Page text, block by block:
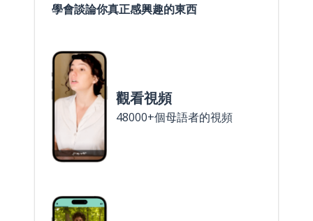
學會談論你真正感興趣的東西
觀看視頻
48000+個母語者的視頻